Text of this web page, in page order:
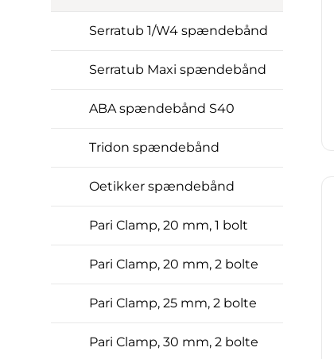
Serratub 1/W4 spændebånd
Serratub Maxi spændebånd
ABA spændebånd S40
Tridon spændebånd
Oetikker spændebånd
Pari Clamp, 20 mm, 1 bolt
Pari Clamp, 20 mm, 2 bolte
Pari Clamp, 25 mm, 2 bolte
Pari Clamp, 30 mm, 2 bolte